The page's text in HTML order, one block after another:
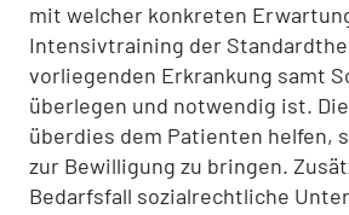
mit welcher konkreten
Intensivtraining der
vorliegenden Erkrankung samt
überlegen und notwendig ist.
überdies dem Patienten helfen,
zur Bewilligung zu bringen.
Bedarfsfall sozialrechtliche